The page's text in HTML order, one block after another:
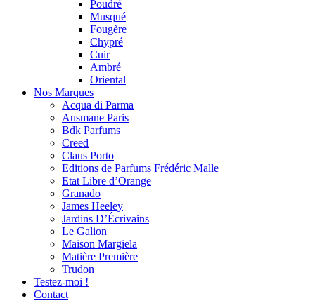
Poudré
Musqué
Fougère
Chypré
Cuir
Ambré
Oriental
Nos Marques
Acqua di Parma
Ausmane Paris
Bdk Parfums
Creed
Claus Porto
Editions de Parfums Frédéric Malle
Etat Libre d’Orange
Granado
James Heeley
Jardins D’Écrivains
Le Galion
Maison Margiela
Matière Première
Trudon
Testez-moi !
Contact